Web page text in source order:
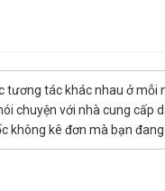
ảnh hưởng tới tác
ngộ độc. Vì thế cần
cần báo ngay cho
tương tác khác nhau ở mỗi
chuyện với nhà cung cấp
không kê đơn mà bạn đang